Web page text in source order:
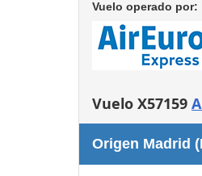
Vuelo operado por:
Vuelo X57159
Origen Madrid